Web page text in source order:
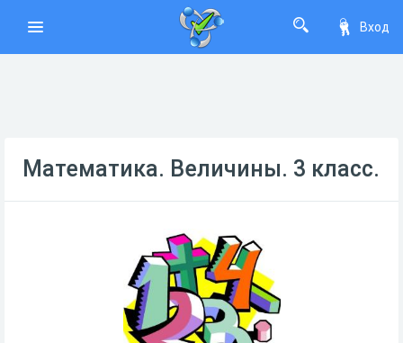
Вход
Математика. Величины. 3 класс.